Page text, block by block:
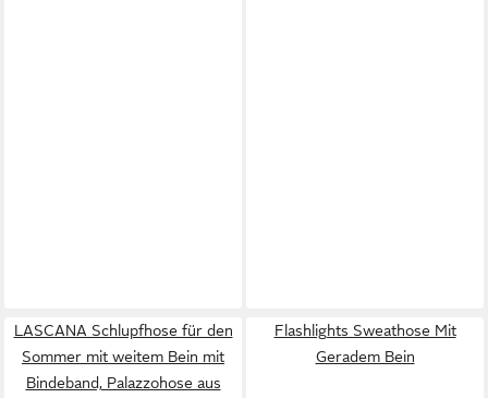
LASCANA Schlupfhose für den
Sommer mit weitem Bein mit
Bindeband, Palazzohose aus
Flashlights Sweathose Mit
Geradem Bein